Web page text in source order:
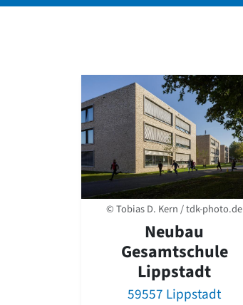
© Tobias D. Kern / tdk-photo.de
Neubau
Gesamtschule
Lippstadt
59557 Lippstadt